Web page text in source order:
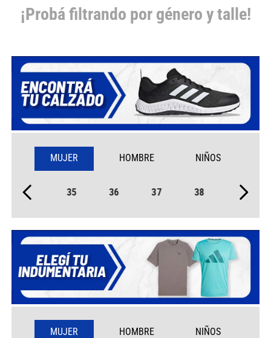
¡Probá filtrando por género y talle!
MUJER HOMBRE NIÑOS
35 36 37 38
MUJER HOMBRE NIÑOS